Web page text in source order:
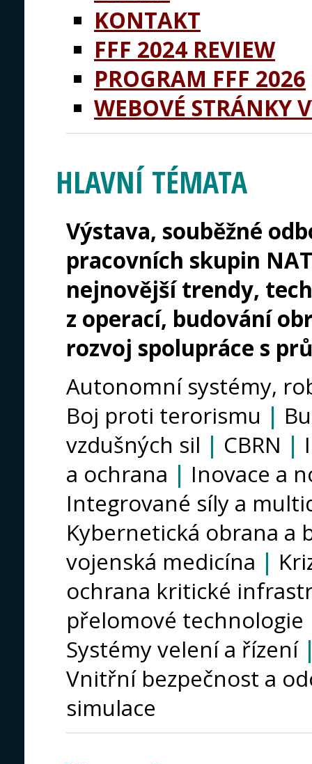
KONTAKT
FFF 2024 REVIEW
PROGRAM FFF 2026
WEBOVÉ STRÁNKY
HLAVNÍ TÉMATA
Výstava, souběžné
pracovních skupin
nejnovější trendy,
z operací, budování
rozvoj spolupráce s
Autonomní systémy,
Boj proti terorismu |
vzdušných sil | CBRN |
a ochrana | Inovace a
Integrované síly a
Kybernetická obrana a
vojenská medicína |
ochrana kritické
přelomové technologie
Systémy velení a řízení
Vnitřní bezpečnost a
simulace